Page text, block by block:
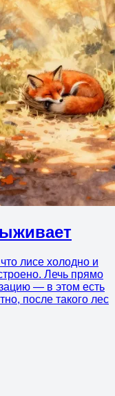
лисе холодно и
Лечь прямо
— в этом есть
после такого лес